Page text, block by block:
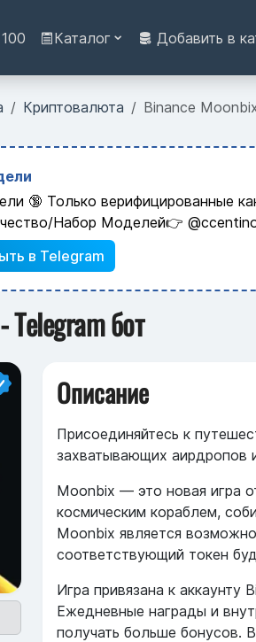
Каталог Добавить в
Криптовалюта Binance
🔞 Только верифицированные
Набор Моделей👉
в Telegram
Telegram бот
Описание
Присоединяйтесь к
захватывающих аирдропов
Moonbix — это новая игра
космическим кораблем,
Moonbix является
соответствующий токен
Игра привязана к аккаунту
Ежедневные награды и
получать больше бонусов.